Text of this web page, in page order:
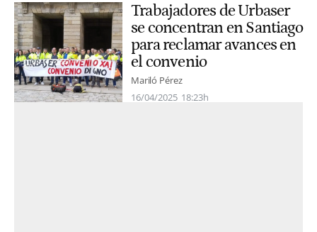
Trabajadores de Urbaser
se concentran en Santiago
para reclamar avances en
el convenio
Mariló Pérez
16/04/2025 18:23h